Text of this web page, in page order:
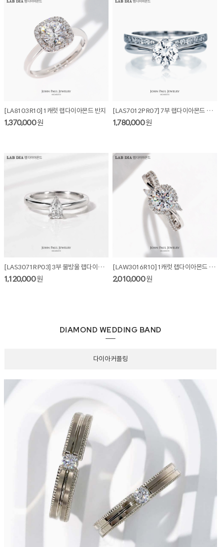
[LA8103R10] 1캐럿 랩다이아몬드 반지
1,370,000원
[LAS7012PR07] 7부 랩다이아몬드 반지 + 가드링
1,780,000원
[LAS3071RP03] 3부 물방울 랩다이아몬드 반지
1,120,000원
[LAW3016R10] 1캐럿 랩다이아몬드 반지
2,010,000원
DIAMOND WEDDING BAND
다이아 커플링